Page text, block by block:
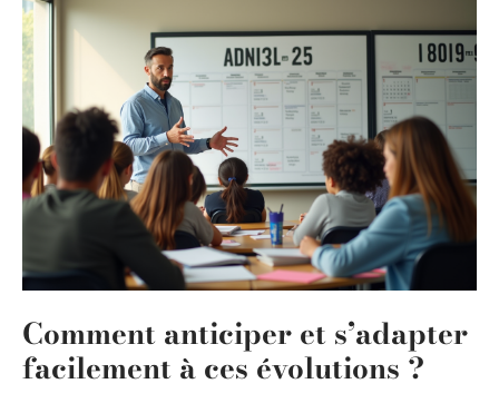
Comment anticiper et s’adapter
facilement à ces évolutions ?